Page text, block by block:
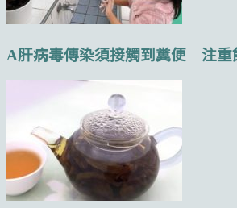
A肝病毒傳染須接觸到糞便 注重